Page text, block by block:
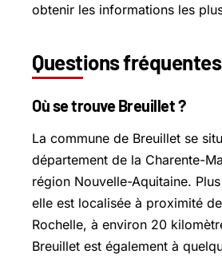
obtenir les informations les
Questions fréquentes
Où se trouve Breuillet ?
La commune de Breuillet se
département de la Charente-
région Nouvelle-Aquitaine.
elle est localisée à proximité
Rochelle, à environ 20
Breuillet est également à